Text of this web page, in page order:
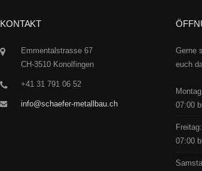
KONTAKT
Emmentalstrasse 67
CH-3510 Konolfingen
+41 31 791 06 52
info@schaefer-metallbau.ch
Gerne
euch
07:00
Freitag:
07:00